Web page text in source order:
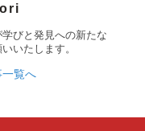
びと発見への新たな
いたします。
覧へ